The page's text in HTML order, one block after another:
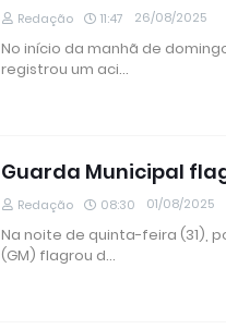
Redação 11:47 26/08/2025
No início da manhã de
registrou um aci…
Guarda Municipal
Redação 08:30 01/08/2025
Na noite de quinta-feira (31),
(GM) flagrou d…